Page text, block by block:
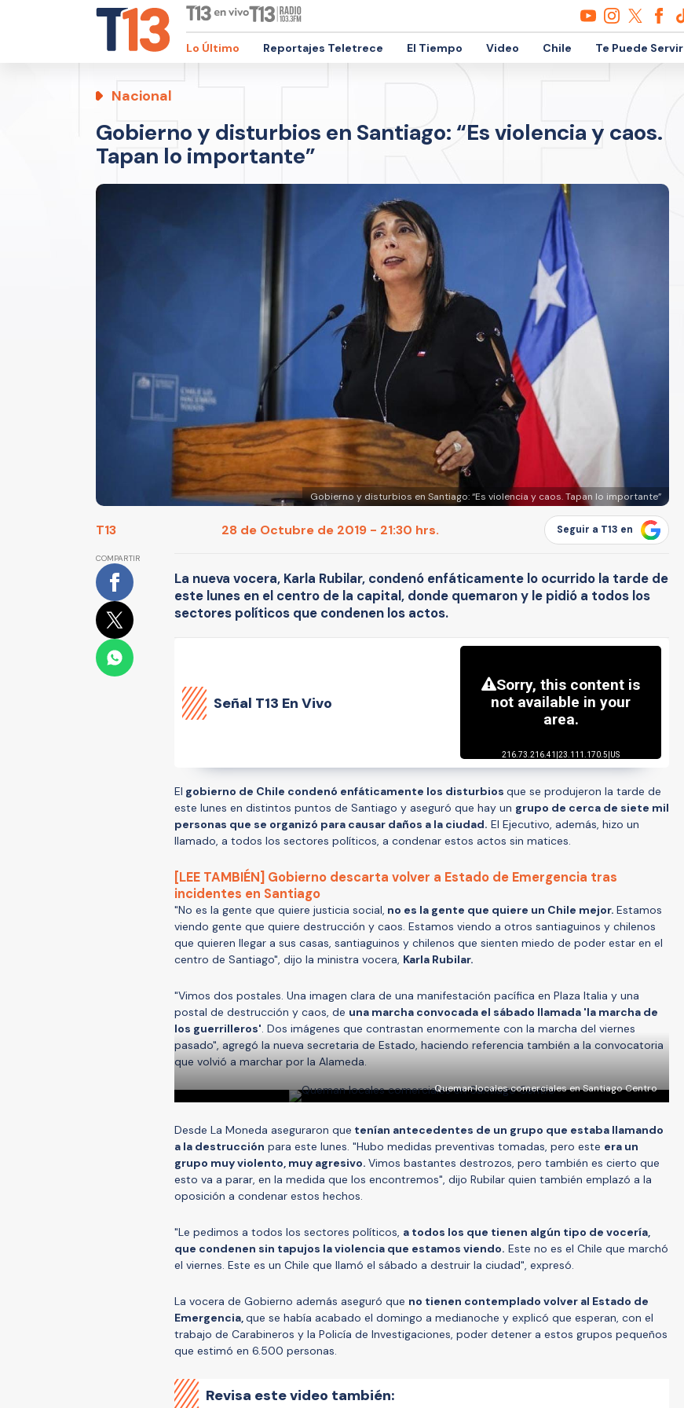
Lo Último Reportajes Teletrece El Tiempo Video Chile Te Puede Servir
Nacional
Gobierno y disturbios en Santiago: “Es violencia y caos.
Tapan lo importante”
Gobierno y disturbios en Santiago: “Es violencia y caos. Tapan lo importante”
T13 28 de Octubre de 2019 - 21:30 hrs. Seguir a T13 en
COMPARTIR
La nueva vocera, Karla Rubilar, condenó enfáticamente lo ocurrido la tarde de
este lunes en el centro de la capital, donde quemaron y le pidió a todos los
sectores políticos que condenen los actos.
Señal T13 En Vivo
El gobierno de Chile condenó enfáticamente los disturbios que se produjeron la tarde de
este lunes en distintos puntos de Santiago y aseguró que hay un grupo de cerca de siete mil
personas que se organizó para causar daños a la ciudad. El Ejecutivo, además, hizo un
llamado, a todos los sectores políticos, a condenar estos actos sin matices.
[LEE TAMBIÉN] Gobierno descarta volver a Estado de Emergencia tras
incidentes en Santiago
"No es la gente que quiere justicia social, no es la gente que quiere un Chile mejor. Estamos
viendo gente que quiere destrucción y caos. Estamos viendo a otros santiaguinos y chilenos
que quieren llegar a sus casas, santiaguinos y chilenos que sienten miedo de poder estar en el
centro de Santiago", dijo la ministra vocera, Karla Rubilar.
"Vimos dos postales. Una imagen clara de una manifestación pacífica en Plaza Italia y una
postal de destrucción y caos, de una marcha convocada el sábado llamada 'la marcha de
los guerrilleros'. Dos imágenes que contrastan enormemente con la marcha del viernes
pasado", agregó la nueva secretaria de Estado, haciendo referencia también a la convocatoria
que volvió a marchar por la Alameda.
Queman locales comerciales en Santiago Centro
Desde La Moneda aseguraron que tenían antecedentes de un grupo que estaba llamando
a la destrucción para este lunes. "Hubo medidas preventivas tomadas, pero este era un
grupo muy violento, muy agresivo. Vimos bastantes destrozos, pero también es cierto que
esto va a parar, en la medida que los encontremos", dijo Rubilar quien también emplazó a la
oposición a condenar estos hechos.
"Le pedimos a todos los sectores políticos, a todos los que tienen algún tipo de vocería,
que condenen sin tapujos la violencia que estamos viendo. Este no es el Chile que marchó
el viernes. Este es un Chile que llamó el sábado a destruir la ciudad", expresó.
La vocera de Gobierno además aseguró que no tienen contemplado volver al Estado de
Emergencia,que se había acabado el domingo a medianoche y explicó que esperan, con el
trabajo de Carabineros y la Policía de Investigaciones, poder detener a estos grupos pequeños
que estimó en 6.500 personas.
Revisa este video también: